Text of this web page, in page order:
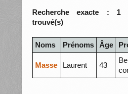
Recherche exacte : 1
trouvé(s)
Noms Prénoms Âge
Masse Laurent 43